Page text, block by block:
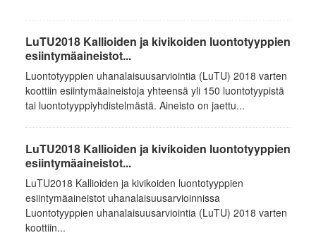
LuTU2018 Kallioiden ja kivikoiden luontotyyppien
esiintymäaineistot...
Luontotyyppien uhanalaisuusarviointia (LuTU) 2018 varten
koottiin esiintymäaineistoja yhteensä yli 150 luontotyypistä
tai luontotyyppiyhdistelmästä. Aineisto on jaettu...
LuTU2018 Kallioiden ja kivikoiden luontotyyppien
esiintymäaineistot...
LuTU2018 Kallioiden ja kivikoiden luontotyyppien
esiintymäaineistot uhanalaisuusarvioinnissa
Luontotyyppien uhanalaisuusarviointia (LuTU) 2018 varten
koottiin...